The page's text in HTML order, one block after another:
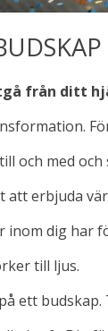
från ditt
och med
att erbjuda
inom dig har
till ljus.
ett